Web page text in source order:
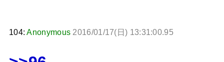
104:Anonymous 2016/01/17(日) 13:31:00.95